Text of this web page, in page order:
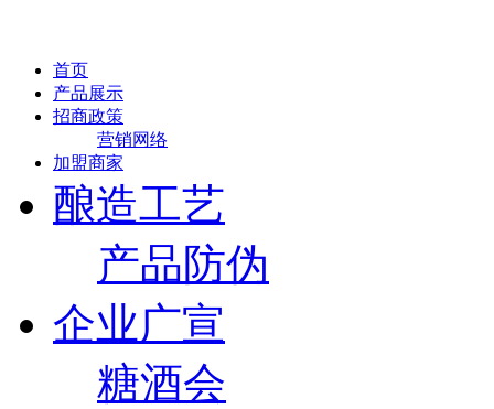
首页
产品展示
招商政策
营销网络
加盟商家
酿造工艺
产品防伪
企业广宣
糖酒会